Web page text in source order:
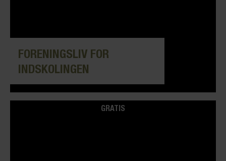
FORENINGSLIV FOR
INDSKOLINGEN
GRATIS